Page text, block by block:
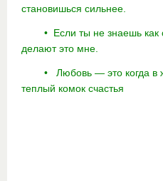
становишься сильнее.
• Если ты не знаешь как
делают это мне.
• Любовь — это когда в
теплый комок счастья